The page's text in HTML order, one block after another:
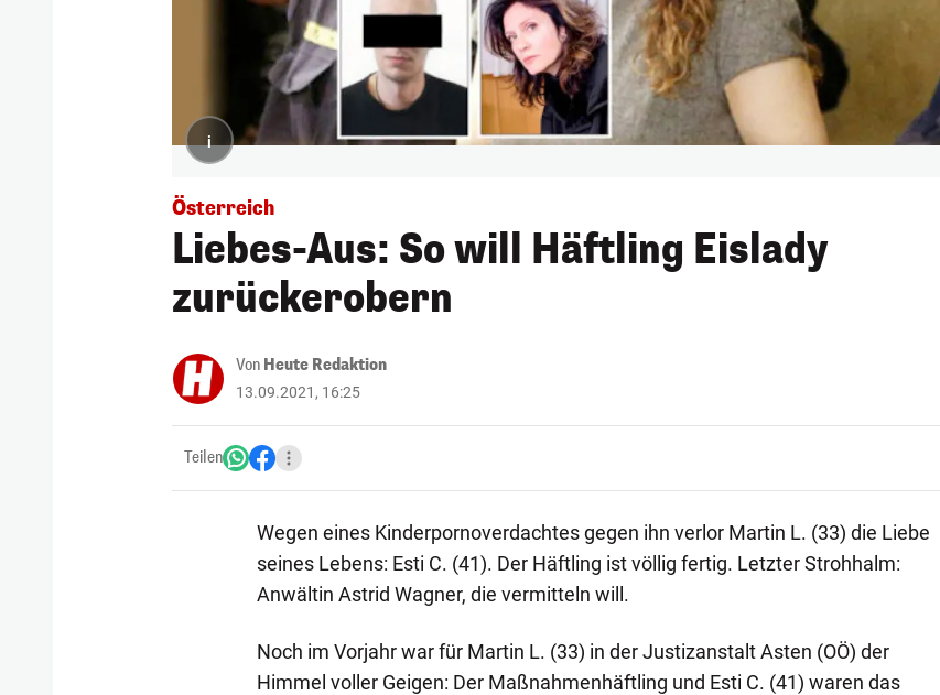
i
Österreich
Liebes-Aus: So will Häftling Eislady
zurückerobern
Von Heute Redaktion
13.09.2021, 16:25
Teilen
Wegen eines Kinderpornoverdachtes gegen ihn verlor Martin L. (33) die Liebe
seines Lebens: Esti C. (41). Der Häftling ist völlig fertig. Letzter Strohhalm:
Anwältin Astrid Wagner, die vermitteln will.
Noch im Vorjahr war für Martin L. (33) in der Justizanstalt Asten (OÖ) der
Himmel voller Geigen: Der Maßnahmenhäftling und Esti C. (41) waren das